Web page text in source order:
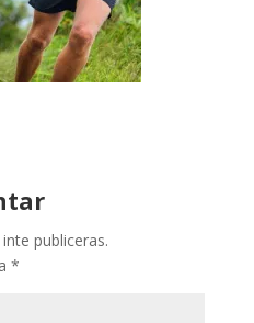
publiceras.
*